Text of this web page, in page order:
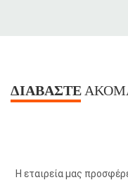
ΔΙΑΒΆΣΤΕ
Η εταιρεία μας